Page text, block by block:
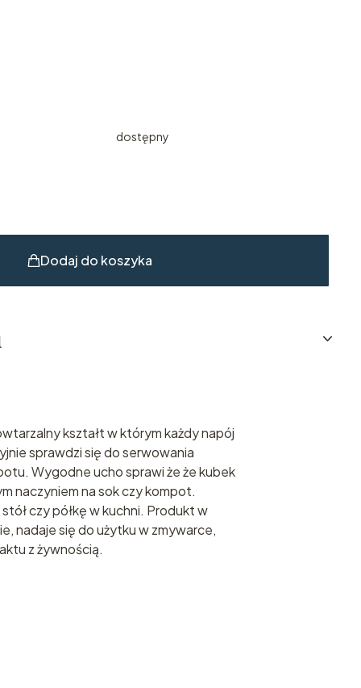
dostępny
Dodaj do koszyka
kształt w którym każdy napój
sprawdzi się do serwowania
Wygodne ucho sprawi że że kubek
naczyniem na sok czy kompot.
czy półkę w kuchni. Produkt w
nadaje się do użytku w zmywarce,
z żywnością.